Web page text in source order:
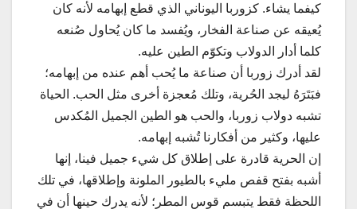
كيفما يشاء. كزوربا اليوناني الذي قطع إبهامه لأنه كان
يُعيقه عن صناعة الفخار، ويُفسد ما كان يُحاول صُنعه
كلما أدار الدولاب وتكوّم الطين عليه.
لقد أدرك زوربا أن صناعة ما يُحب أهم عنده من إبهامه؛
فبَتَرَهُ ليجد الحُرية، وتلك مُعجزة أخرى مثل الحب. الحياة
تشبه دولاب زوربا، والحب هو الطين الجميل المُكدس
عليها، وكثير من أفكارنا تُشبه إبهامه.
إن الحرية قادرة على إطلاق كل شيء جميل فينا، إنها
أشبه بفتح قفص مليء بالطيور الملونة وإطلاقها، في تلك
اللحظة فقط يتبسم قوس المطر؛ لأنه يدرك حينها أن في